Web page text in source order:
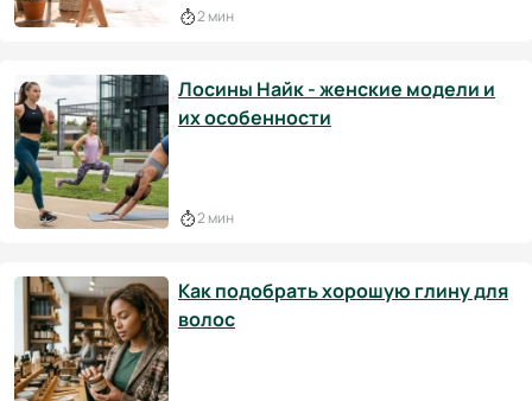
2 мин
Лосины Найк - женские модели и
их особенности
2 мин
Как подобрать хорошую глину для
волос